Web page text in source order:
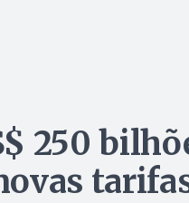
250